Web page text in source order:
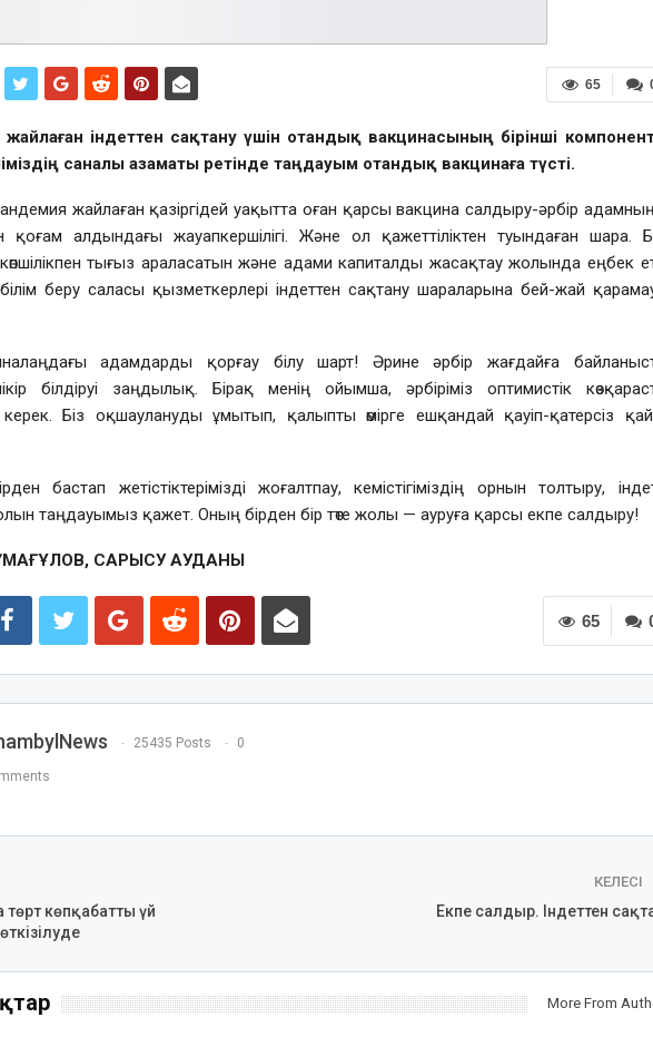
65
жайлаған індеттен сақтану үшін отандық вакцинасының бірінші
саналы азаматы ретінде таңдауым отандық вакцинаға түсті.
жайлаған қазіргідей уақытта оған қарсы вакцина салдыру-әрбір адамның
алдындағы жауапкершілігі. Және ол қажеттіліктен туындаған шара.
тығыз араласатын және адами капиталды жасақтау жолында еңбек
беру саласы қызметкерлері індеттен сақтану шараларына бей-жай
адамдарды қорғау білу шарт! Әрине әрбір жағдайға
білдіруі заңдылық. Бірақ менің ойымша, әрбіріміз оптимистік
Біз оқшаулануды ұмытып, қалыпты өмірге ешқандай қауіп-қатерсіз
бастап жетістіктерімізді жоғалтпау, кемістігіміздің орнын толтыру,
таңдауымыз қажет. Оның бірден бір төте жолы — ауруға қарсы екпе салдыру!
САРЫСУ АУДАНЫ
65
25435 Posts 0
көпқабатты үй
КЕЛЕСІ
Екпе салдыр. Індеттен
More From